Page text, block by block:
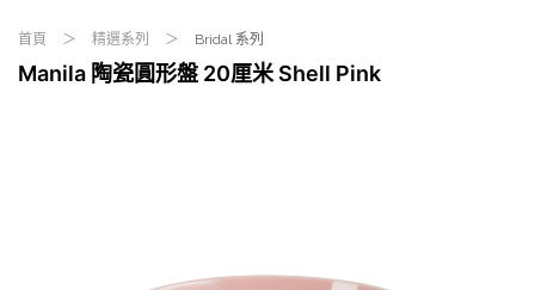
首頁 精選系列 Bridal 系列
Manila 陶瓷圓形盤 20厘米 Shell Pink